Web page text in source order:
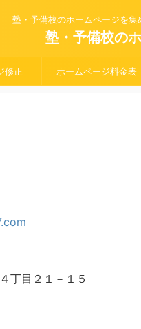
塾・予備校のホームページを集
塾・予備校の
修正 ホームページ料金表
丁目２１－１５